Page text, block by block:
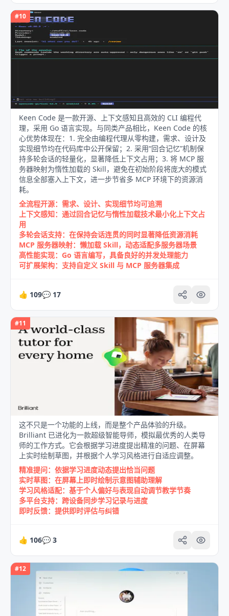
#10
Keen Code 是一款开源、上下文感知且高效的 CLI 编程代
理，采用 Go 语言实现。与同类产品相比，Keen Code 的核
心优势体现在：1. 完全由编程代理从零构建，需求、设计及
实现细节均在代码库中公开保留；2. 采用“回合记忆”机制保
持多轮会话的轻量化，显著降低上下文占用；3. 将 MCP 服
务器映射为惰性加载的 Skill，避免在初始阶段将庞大的模式
信息全部塞入上下文，进一步节省多 MCP 环境下的资源消
耗。
全流程开源：需求、设计、实现细节均可追溯
上下文感知：通过回合记忆与惰性加载技术最小化上下文占
用
多轮会话支持：在保持会话连贯的同时显著降低资源消耗
MCP 服务器映射：懒加载 Skill，动态适配多服务器场景
高性能实现：Go 语言编写，具备良好的并发处理能力
可扩展架构：支持自定义 Skill 与 MCP 服务器集成
👍 109💬 17
#11
这不只是一个功能的上线，而是整个产品体验的升级。
Brilliant 已进化为一款超级智能导师，模拟最优秀的人类导
师的工作方式。它会根据学习进度提出精准的问题、在屏幕
上实时绘制草图，并根据个人学习风格进行自适应调整。
精准提问：依据学习进度动态提出恰当问题
实时草图：在屏幕上即时绘制示意图辅助理解
学习风格适配：基于个人偏好与表现自动调节教学节奏
多平台支持：跨设备同步学习记录与进度
即时反馈：提供即时评估与纠错
👍 106💬 3
#12